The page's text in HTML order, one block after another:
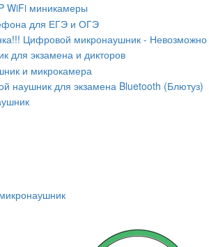
WiFi миникамеры
для ЕГЭ и ОГЭ
Цифровой микронаушник - Невозможно
для экзамена и дикторов
и микрокамера
наушник для экзамена Bluetooth (Блютуз)